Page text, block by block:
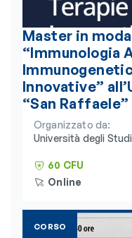
Master in
“Immunologia
Innovative”
“San Raffaele”
Organizzato da:
Università degli
Humanitas
60 CFU
Online
CORSO